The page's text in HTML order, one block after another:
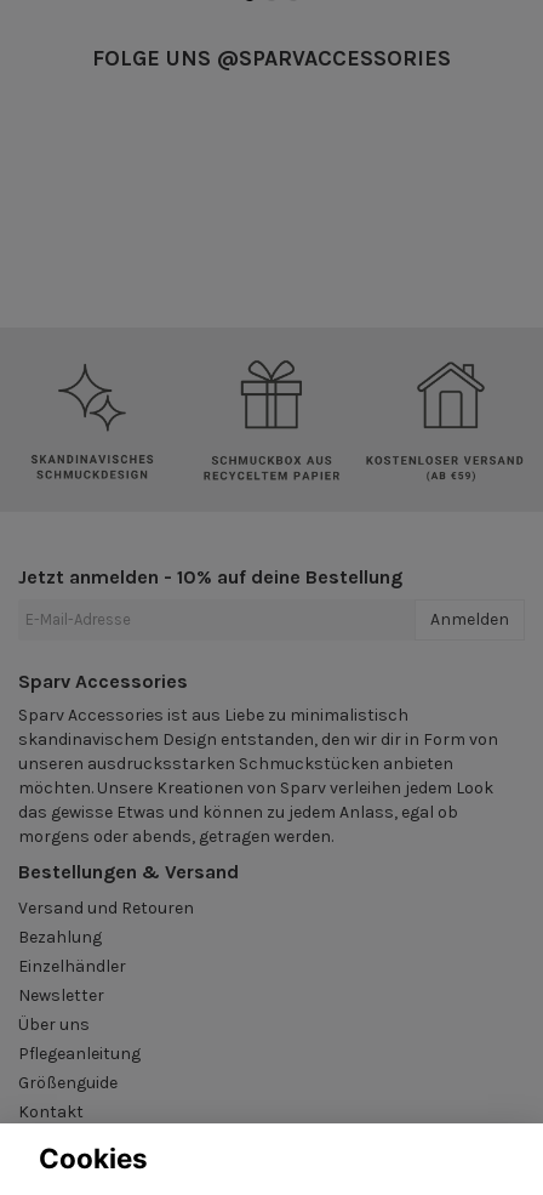
FOLGE UNS @SPARVACCESSORIES
Jetzt anmelden - 10% auf deine Bestellung
Anmelden
Sparv Accessories
Sparv Accessories ist aus Liebe zu minimalistisch
skandinavischem Design entstanden, den wir dir in Form von
unseren ausdrucksstarken Schmuckstücken anbieten
möchten. Unsere Kreationen von Sparv verleihen jedem Look
das gewisse Etwas und können zu jedem Anlass, egal ob
morgens oder abends, getragen werden.
Bestellungen & Versand
Versand und Retouren
Bezahlung
Einzelhändler
Newsletter
Über uns
Pflegeanleitung
Größenguide
Kontakt
B2B reseller login
Cookies